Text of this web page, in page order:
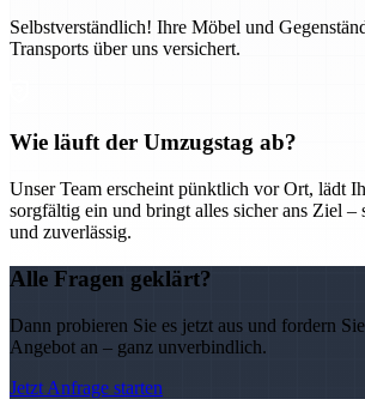
Selbstverständlich! Ihre Möbel und
Transports über uns versichert.
Wie läuft der Umzugstag ab?
Unser Team erscheint pünktlich vor Ort, lädt
sorgfältig ein und bringt alles sicher ans Ziel –
und zuverlässig.
Alle Fragen geklärt?
Dann probieren Sie es jetzt aus und fordern
Angebot an – ganz unverbindlich.
Jetzt Anfrage starten